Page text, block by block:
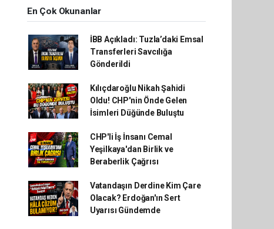
En Çok Okunanlar
İBB Açıkladı: Tuzla’daki Emsal
Transferleri Savcılığa
Gönderildi
Kılıçdaroğlu Nikah Şahidi
Oldu! CHP'nin Önde Gelen
İsimleri Düğünde Buluştu
CHP'li İş İnsanı Cemal
Yeşilkaya'dan Birlik ve
Beraberlik Çağrısı
Vatandaşın Derdine Kim Çare
Olacak? Erdoğan'ın Sert
Uyarısı Gündemde